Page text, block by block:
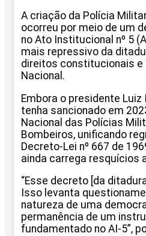
A criação da Polícia
ocorreu por meio de um
no Ato Institucional nº 5
mais repressivo da
direitos constitucionais e
Nacional.
Embora o presidente Luiz
tenha sancionado em
Nacional das Polícias
Bombeiros, unificando
Decreto-Lei nº 667 de
ainda carrega resquícios
“Esse decreto [da
Isso levanta
natureza de uma
permanência de um
fundamentado no AI-5”,